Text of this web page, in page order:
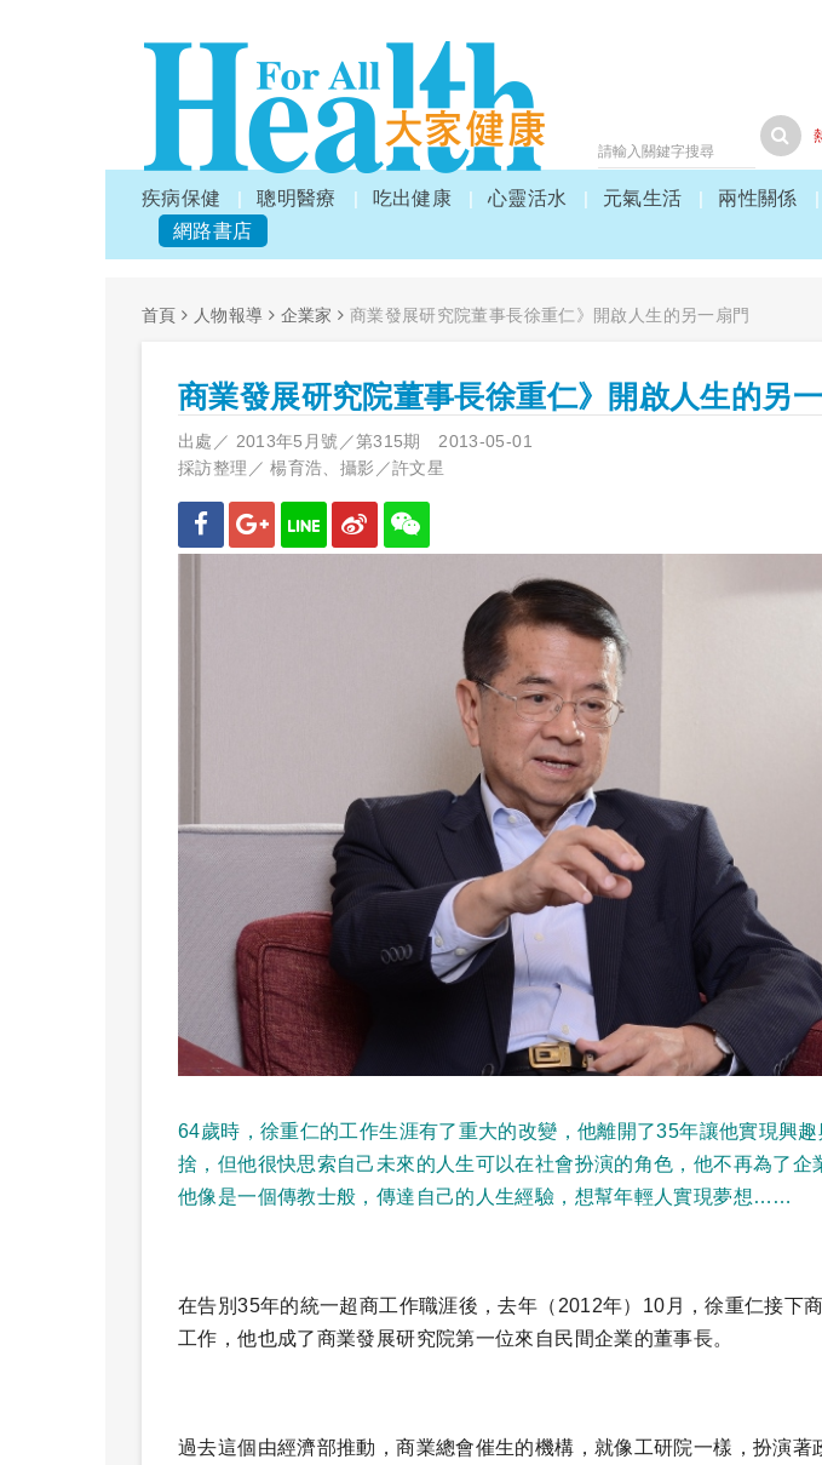
疾病保健 聰明醫療 吃出健康 心靈活水 元氣生活 兩性關係
網路書店
首頁 人物報導 企業家 商業發展研究院董事長徐重仁》開啟人生的另一扇門
商業發展研究院董事長徐重仁》開啟人生的另
出處／ 2013年5月號／第315期 2013-05-01
採訪整理／ 楊育浩、攝影／許文星
64歲時，徐重仁的工作生涯有了重大的改變，他離開了35年讓他實現興
捨，但他很快思索自己未來的人生可以在社會扮演的角色，他不再為了企
他像是一個傳教士般，傳達自己的人生經驗，想幫年輕人實現夢想……
在告別35年的統一超商工作職涯後，去年（2012年）10月，徐重仁接下
工作，他也成了商業發展研究院第一位來自民間企業的董事長。
過去這個由經濟部推動，商業總會催生的機構，就像工研院一樣，扮演著